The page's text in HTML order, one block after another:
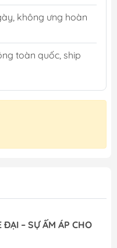
không ưng hoàn
toàn quốc, ship
ĐẠI – SỰ ẤM ÁP CHO